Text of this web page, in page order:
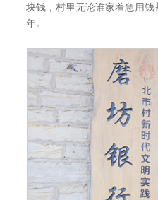
块钱，村里无论谁家着急用
年。